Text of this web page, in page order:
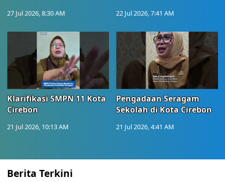
27 Jul 2026, 8:30 AM 22 Jul 2026, 7:41 AM
Klarifikasi SMPN 11 Kota
Cirebon
21 Jul 2026, 10:13 AM
Pengadaan Seragam
Sekolah di Kota Cirebon
21 Jul 2026, 4:41 AM
Berita Terkini